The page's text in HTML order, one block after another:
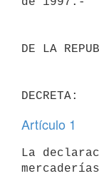
DE LA
Artículo 1
La